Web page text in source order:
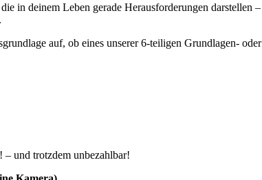
in deinem Leben gerade Herausforderungen
auf, ob eines unserer 6-teiligen Grundlagen-
und trotzdem unbezahlbar!